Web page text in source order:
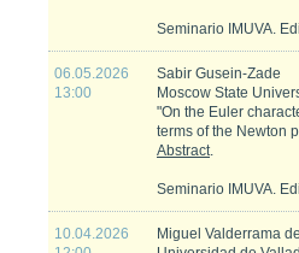
Seminario IMUVA.
06.05.2026
13:00
Sabir Gusein-Zade
Moscow State
"On the Euler
terms of the Newton
Abstract.
Seminario IMUVA.
10.04.2026
Miguel Valderrama